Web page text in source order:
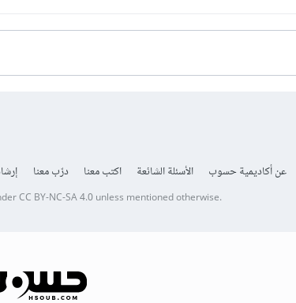
عن أكاديمية حسوب الأسئلة الشائعة اكتب معنا درّب معنا
CC BY-NC-SA 4.0unless mentioned otherwise.